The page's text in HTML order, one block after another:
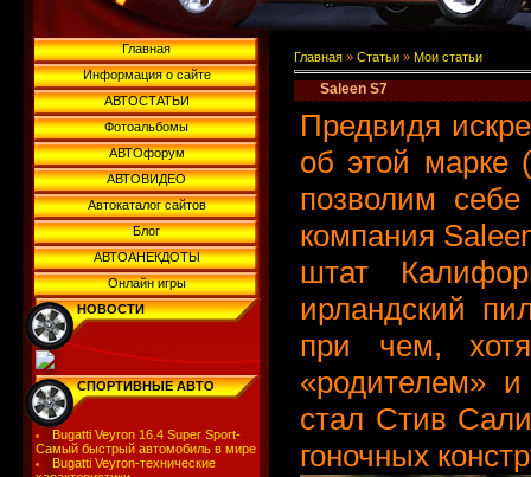
Главная
Информация о сайте
АВТОСТАТЬИ
Фотоальбомы
АВТОфорум
АВТОВИДЕО
Автокаталог сайтов
Блог
АВТОАНЕКДОТЫ
Онлайн игры
НОВОСТИ
СПОРТИВНЫЕ АВТО
Bugatti Veyron 16.4 Super Sport-
Самый быстрый автомобиль в мире
Bugatti Veyron-технические
Главная » Статьи » Мои статьи
Saleen S7
Предвидя
об этой марке
позволим
компания
штат
ирландский
при чем,
«родителем»
стал Стив
гоночных